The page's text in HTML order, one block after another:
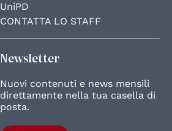
UniPD
CONTATTA LO STAFF
Newsletter
Nuovi contenuti e news mensili
direttamente nella tua casella di
posta.